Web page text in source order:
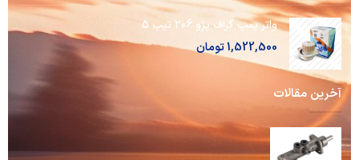
واتر پمپ گراف پژو 206 تیپ 5
1,522,500تومان
آخرین مقالات